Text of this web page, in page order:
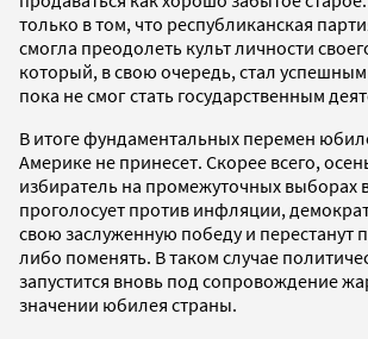
только в том, что республиканская
смогла преодолеть культ личности
который, в свою очередь, стал
пока не смог стать государственным
В итоге фундаментальных перемен
Америке не принесет. Скорее всего,
избиратель на промежуточных выборах
проголосует против инфляции,
свою заслуженную победу и перестанут
либо поменять. В таком случае
запустится вновь под сопровождение
значении юбилея страны.